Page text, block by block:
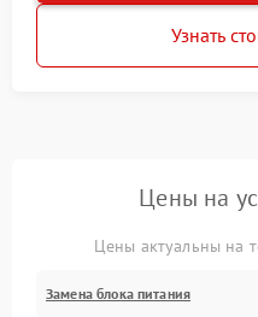
Узнать
Цены на
Цены актуальны на
Замена блока питания